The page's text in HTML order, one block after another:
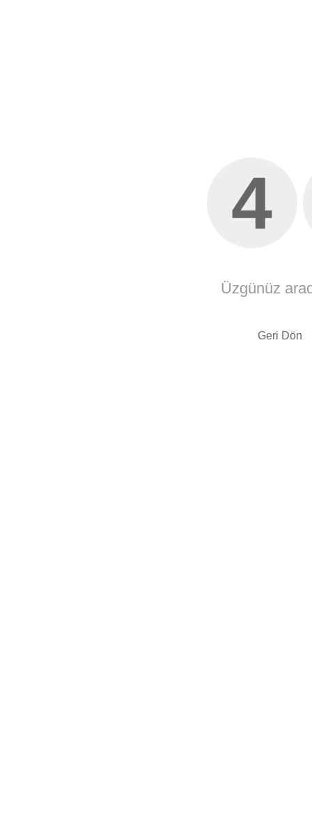
4
Üzgünüz
Geri Dön